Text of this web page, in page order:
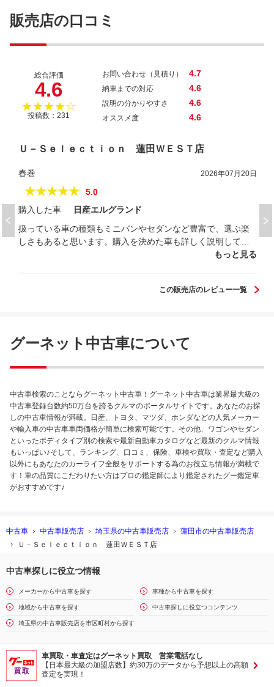
販売店の口コミ
総合評価
4.6
★★★★☆
投稿数：231
お問い合わせ（見積り） 4.7
納車までの対応 4.6
説明の分かりやすさ 4.6
オススメ度 4.6
Ｕ－Ｓｅｌｅｃｔｉｏｎ 蓮田ＷＥＳＴ店
春巻 2026年07月20日
★★★★★
5.0
購入した車
日産エルグランド
扱っている車の種類もミニバンやセダンなど豊富で、選ぶ楽
しさもあると思います。購入を決めた車も詳しく説明しても
らい、内装も外装も隅々まで見させてもらえ、自分で納得の1
常に良く、中古車を探している人には素晴らしいパートナー
もっと見る
この販売店のレビュー一覧
グーネット中古車について
中古車検索のことならグーネット中古車！グーネット中古車は業界最大級の
中古車登録台数約50万台を誇るクルマのポータルサイトです。あなたのお探
しの中古車情報が満載。日産、トヨタ、マツダ、ホンダなどの人気メーカー
や輸入車の中古車車両価格が簡単に検索可能です。その他、ワゴンやセダン
といったボディタイプ別の検索や最新自動車カタログなど最新のクルマ情報
もいっぱい♪そして、ランキング、口コミ、保険、車検や買取・査定など購入
以外にもあなたのカーライフ全般をサポートする為のお役立ち情報が満載で
す！車の品質にこだわりたい方はプロの鑑定師により鑑定されたグー鑑定車
がおすすめです♪
中古車 中古車販売店 埼玉県の中古車販売店
蓮田市の中古車販売店
Ｕ－Ｓｅｌｅｃｔｉｏｎ 蓮田ＷＥＳＴ店
中古車探しに役立つ情報
メーカーから中古車を探す 車種から中古車を探す
地域から中古車を探す 中古車探しに役立つコンテンツ
埼玉県の中古車販売店を市区町村から探す
車買取・車査定はグーネット買取 営業電話なし
【日本最大級の加盟店数】約30万のデータから予想以上の高額
査定を実現！